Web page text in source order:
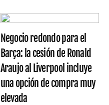
Negocio redondo para el
Barça: la cesión de Ronald
Araujo al Liverpool incluye
una opción de compra muy
elevada